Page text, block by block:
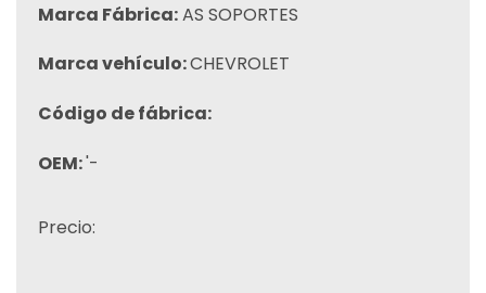
Marca Fábrica:AS SOPORTES
Marca vehículo:CHEVROLET
Código de fábrica:
OEM:'-
Precio: